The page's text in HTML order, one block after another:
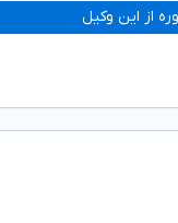
از این وکیل